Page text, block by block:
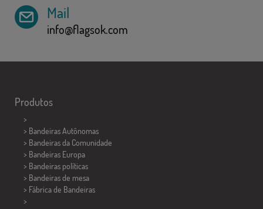
Mail
info@flagsok.com
Produtos
>
> Bandeiras Autônomas
> Bandeiras da Comunidade
> Bandeiras Europa
> Bandeiras políticas
> Bandeiras de mesa
> Fábrica de Bandeiras
>